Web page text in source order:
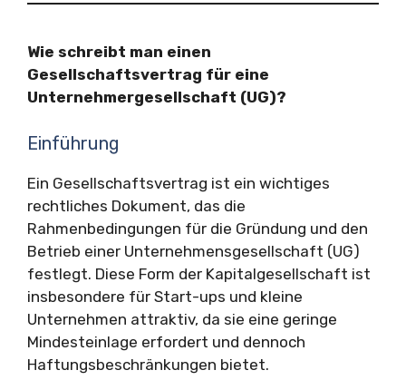
Wie schreibt man einen
Gesellschaftsvertrag für eine
Unternehmergesellschaft (UG)?
Einführung
Ein Gesellschaftsvertrag ist ein wichtiges
rechtliches Dokument, das die
Rahmenbedingungen für die Gründung und den
Betrieb einer Unternehmensgesellschaft (UG)
festlegt. Diese Form der Kapitalgesellschaft ist
insbesondere für Start-ups und kleine
Unternehmen attraktiv, da sie eine geringe
Mindesteinlage erfordert und dennoch
Haftungsbeschränkungen bietet.